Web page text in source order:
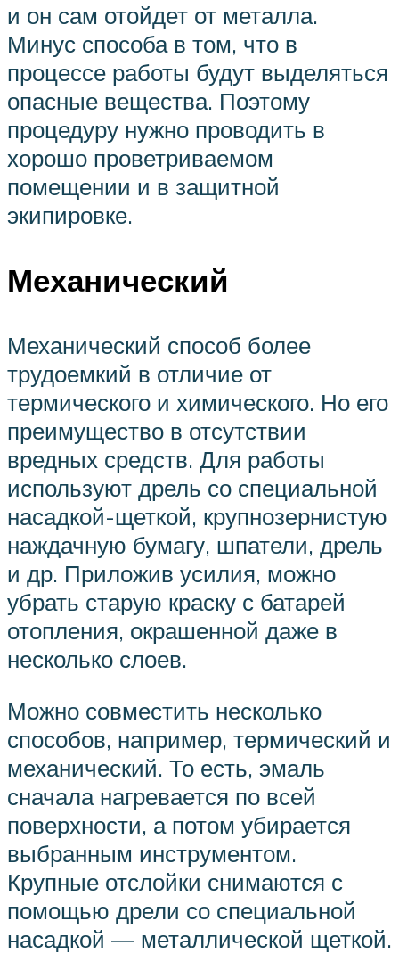
и он сам отойдет от металла.
Минус способа в том, что в
процессе работы будут выделяться
опасные вещества. Поэтому
процедуру нужно проводить в
хорошо проветриваемом
помещении и в защитной
экипировке.
Механический
Механический способ более
трудоемкий в отличие от
термического и химического. Но его
преимущество в отсутствии
вредных средств. Для работы
используют дрель со специальной
насадкой-щеткой, крупнозернистую
наждачную бумагу, шпатели, дрель
и др. Приложив усилия, можно
убрать старую краску с батарей
отопления, окрашенной даже в
несколько слоев.
Можно совместить несколько
способов, например, термический и
механический. То есть, эмаль
сначала нагревается по всей
поверхности, а потом убирается
выбранным инструментом.
Крупные отслойки снимаются с
помощью дрели со специальной
насадкой — металлической щеткой.